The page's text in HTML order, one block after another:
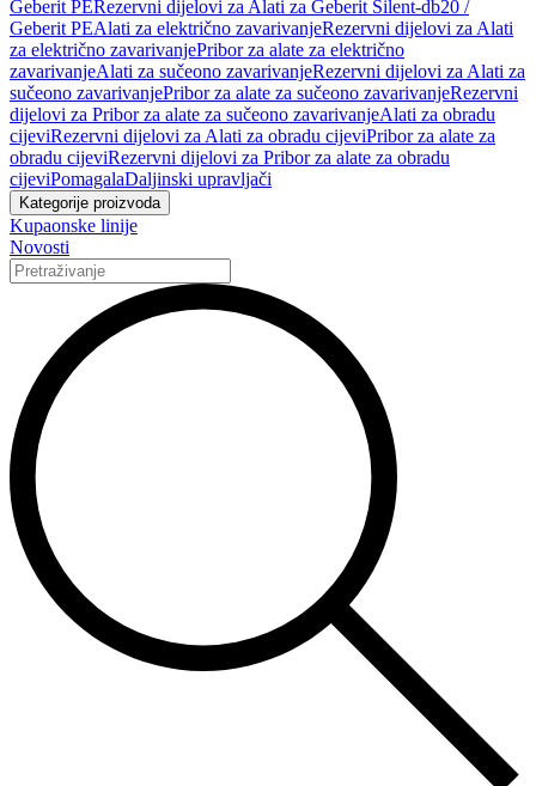
Geberit PERezervni dijelovi za Alati za Geberit Silent-db20 /
Geberit PEAlati za električno zavarivanjeRezervni dijelovi za Alati
za električno zavarivanjePribor za alate za električno
zavarivanjeAlati za sučeono zavarivanjeRezervni dijelovi za Alati za
sučeono zavarivanjePribor za alate za sučeono zavarivanjeRezervni
dijelovi za Pribor za alate za sučeono zavarivanjeAlati za obradu
cijeviRezervni dijelovi za Alati za obradu cijeviPribor za alate za
obradu cijeviRezervni dijelovi za Pribor za alate za obradu
cijeviPomagalaDaljinski upravljači
Kategorije proizvoda
Kupaonske linije
Novosti